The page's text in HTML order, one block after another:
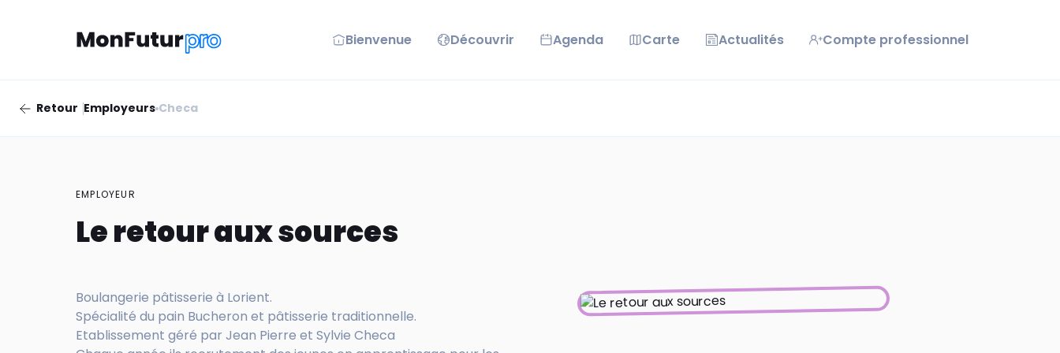
Bienvenue Découvrir Agenda Carte Actualités Compte professionnel
Retour Employeurs Checa
EMPLOYEUR
Le retour aux sources
Boulangerie pâtisserie à Lorient.
Spécialité du pain Bucheron et pâtisserie traditionnelle.
Etablissement géré par Jean Pierre et Sylvie Checa